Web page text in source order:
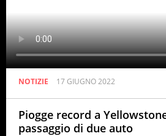
NOTIZIE 17 GIUGNO 2022
Piogge record a
passaggio di due auto